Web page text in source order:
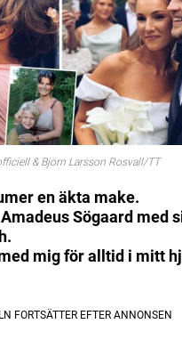
& Björn Larsson Rosvall/TT
en äkta make.
Sögaard med
mig för alltid i mitt